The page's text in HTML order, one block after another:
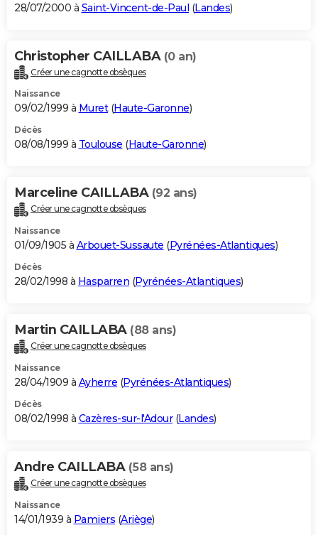
28/07/2000 à Saint-Vincent-de-Paul (Landes)
Christopher CAILLABA (0 an)
Créer une cagnotte obsèques
Naissance
09/02/1999 à Muret(Haute-Garonne)
Décès
08/08/1999 à Toulouse (Haute-Garonne)
Marceline CAILLABA (92 ans)
Créer une cagnotte obsèques
Naissance
01/09/1905 à Arbouet-Sussaute (Pyrénées-Atlantiques)
Décès
28/02/1998 à Hasparren (Pyrénées-Atlantiques)
Martin CAILLABA (88 ans)
Créer une cagnotte obsèques
Naissance
28/04/1909 à Ayherre (Pyrénées-Atlantiques)
Décès
08/02/1998 à Cazères-sur-l'Adour(Landes)
Andre CAILLABA (58 ans)
Créer une cagnotte obsèques
Naissance
14/01/1939 à Pamiers (Ariège)